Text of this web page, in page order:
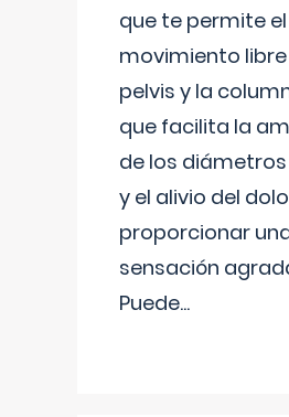
que te permite el
movimiento libre
pelvis y la
que facilita la
de los
y el alivio del
proporcionar
sensación
Puede...